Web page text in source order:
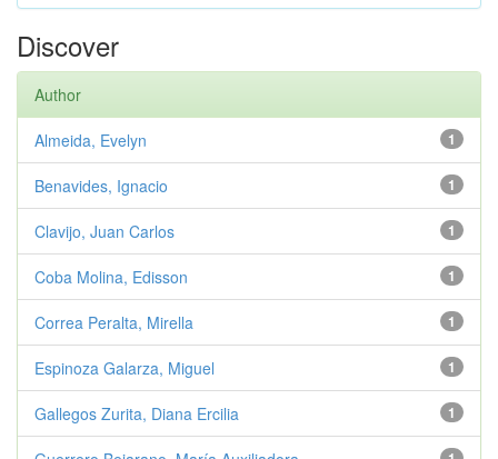
Discover
Author
1
Almeida, Evelyn
1
Benavides, Ignacio
1
Clavijo, Juan Carlos
1
Coba Molina, Edisson
1
Correa Peralta, Mirella
1
Espinoza Galarza, Miguel
1
Gallegos Zurita, Diana Ercilia